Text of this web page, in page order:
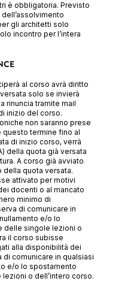
è obbligatoria. Previsto
gli architetti solo
incontro per l’intera
al corso avrà diritto
solo se invierà
rinuncia tramite mail
inizio del corso.
non saranno prese
questo termine fino al
di inizio corso, verrà
della quota già versata
A corso già avviato
quota versata.
attivato per motivi
docenti o al mancato
minimo di
di comunicare in
e/o lo
delle singole lezioni o
il corso subisse
alla disponibilità dei
di comunicare in qualsiasi
e/o lo spostamento
o dell’intero corso.